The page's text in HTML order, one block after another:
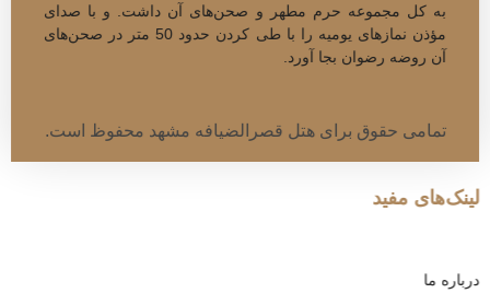
به کل مجموعه حرم مطهر و صحن‌های آن داشت. و با صدای
مؤذن نمازهای یومیه را با طی کردن حدود 50 متر در صحن‌­های
آن روضه رضوان بجا آورد.
تمامی حقوق برای هتل قصرالضیافه مشهد محفوظ است.
لینک‌های مفید
درباره ما